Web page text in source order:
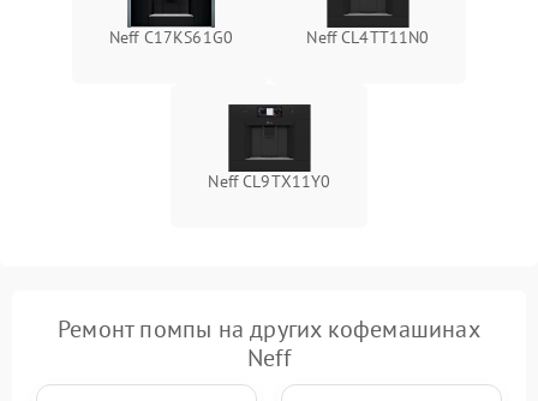
Neff C17KS61G0 Neff CL4TT11N0
Neff CL9TX11Y0
Ремонт помпы на других кофемашинах
Neff